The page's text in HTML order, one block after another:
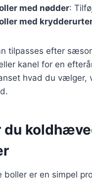
med nødder:
med
tilpasses efter
kanel for en
hvad du
du
er en simpel